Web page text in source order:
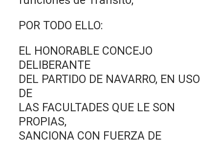
POR TODO ELLO:
EL HONORABLE CONCEJO
DELIBERANTE
DEL PARTIDO DE NAVARRO, EN USO
DE
LAS FACULTADES QUE LE SON
PROPIAS,
SANCIONA CON FUERZA DE